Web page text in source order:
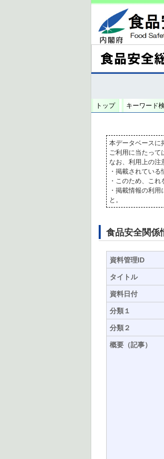
トップ キーワード
本データベースに
ご利用に当たって
なお、利用上の注
・掲載されてい
・このため、こ
・掲載情報の利
と。
食品安全関係
資料管理ID
タイトル
資料日付
分類１
分類２
概要（記事）